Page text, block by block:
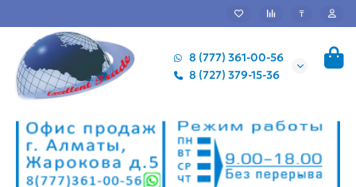
₸
8 (777) 361-00-56
8 (727) 379-15-36